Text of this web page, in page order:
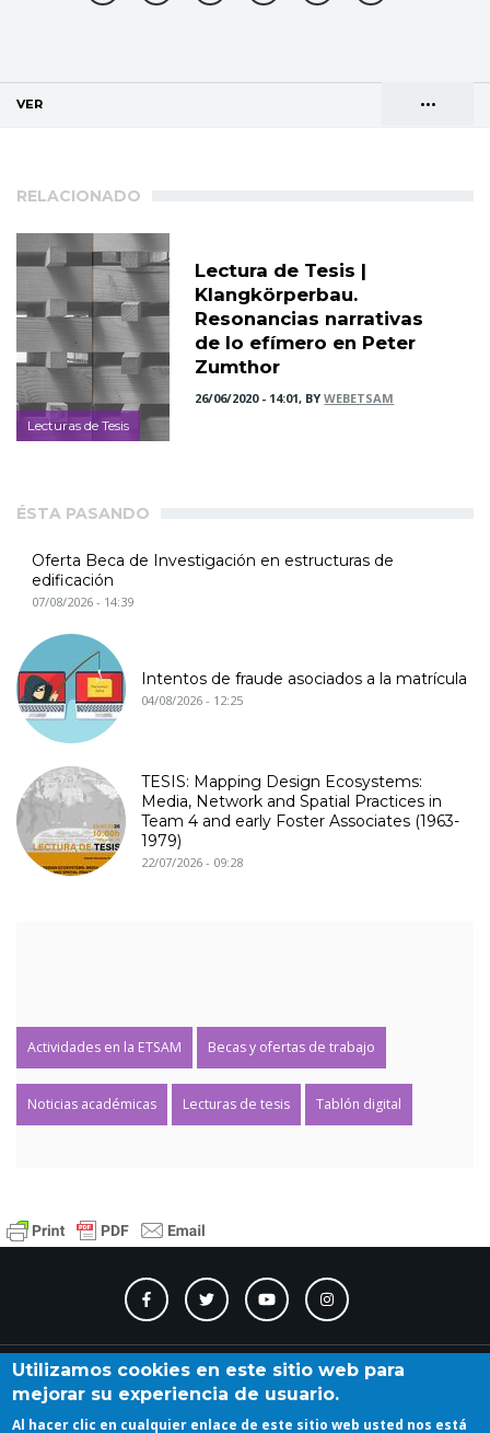
•••
VER
RELACIONADO
Lecturas de Tesis
Lectura de Tesis |
Klangkörperbau.
Resonancias narrativas
de lo efímero en Peter
Zumthor
26/06/2020 - 14:01, BYWEBETSAM
ÉSTA PASANDO
Oferta Beca de Investigación en estructuras de
edificación
07/08/2026 - 14:39
Intentos de fraude asociados a la matrícula
04/08/2026 - 12:25
TESIS: Mapping Design Ecosystems:
Media, Network and Spatial Practices in
Team 4 and early Foster Associates (1963-
1979)
22/07/2026 - 09:28
Actividades en la ETSAM Becas y ofertas de trabajo
Noticias académicas Lecturas de tesis Tablón digital
Contacto Accesibilidad Directorio Calendario
Utilizamos cookies en este sitio web para
mejorar su experiencia de usuario.
Al hacer clic en cualquier enlace de este sitio web usted nos está